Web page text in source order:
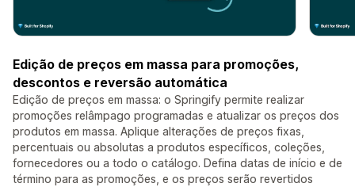
Edição de preços em massa para promoções,
descontos e reversão automática
Edição de preços em massa: o Springify permite realizar
promoções relâmpago programadas e atualizar os preços dos
produtos em massa. Aplique alterações de preços fixas,
percentuais ou absolutas a produtos específicos, coleções,
fornecedores ou a todo o catálogo. Defina datas de início e de
término para as promoções, e os preços serão revertidos